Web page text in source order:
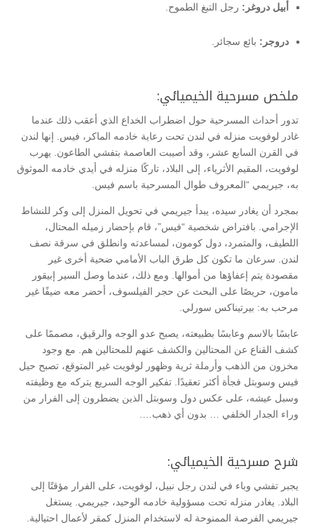
أبيل دروغر: رجل التبغ الطموح.
دروجر: بائع سجائر.
ملخص مسرحية الخيميائي:
تدور أحداث المسرحية حول اضطراب الخداع الذي أعقب ذلك عندما
غادر لوفويت منزله في لندن تحت رعاية خادمه الماكر، فيس. إنها لندن
في القرن السابع عشر، وقد أصيبت العاصمة بتفشي الطاعون. يهرب
لوفويت، المقيم الأثرياء، إلى البلاد، تاركًا منزله في أيدي خادمه الموثوق
به، جيريمي “المعروف طوال المسرحية باسم فيس.
بمجرد أن يغادر سيده، يبدأ جيريمي في تحويل المنزل إلى وكر للنشاط
الإجرامي. بافتراض شخصية “فيس”، قام بإحضار زميله المحتال،
اللطيف، والمتمرد، دول كومون، لمساعدته وانطلق في سرقة نصف
لندن. سرعان ما تكون كل طرق الباب الأمامي ضحية أخرى غير
مقصودة يتم إعفاؤها من أموالها. ومع ذلك، عندما وصل السير إبيقور
مامون، حريصًا على البحث عن حجر الفيلسوف، أحضر معه ضيفًا غير
مرحب به: بيرتيناكس سورلي.
عابسًا بالاسم وعابسًا بطبيعته، يصبح عدو الوجه والرقيق، مصممًا على
كشف القناع عن المحتالين والكشف عنهم للمحتالين هم. مع وجود
مخزون من الذهب وأرملة ثرية وظهور لوفويت غير المتوقع، تصبح حيل
فيس وسوبتل فجأة أكثر تعقيدًا. تفكير الوجه السريع يتركه مع وظيفته
وسبل عيشه، على عكس دول وسوبتل الذين يضطرون إلى الفرار من
وراء الجدار الخلفي … بدون أي ذهب….
شرح مسرحية الخيميائي:
يجبر تفشي وباء في لندن رجل نبيل، لوفويت، على الفرار مؤقتًا إلى
البلاد. يغادر منزله تحت مسؤولية خادمه الوحيد، جيريمي. يستغل
جيريمي الفرصة الممنوحة له لاستخدام المنزل كمقر لأعمال احتيالية.